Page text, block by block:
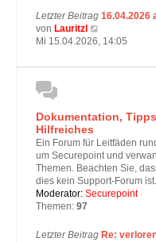
g
Letzter Beitrag 16.04.2026
von Lauritzl
e
e
r
e
i
t
r
a
Mi 15.04.2026, 14:05
Dokumentation,
Hilfreiches
Ein Forum für Leitfäden
um Securepoint und
Themen. Beachten Sie,
dies kein Support-Forum ist.
Moderator: Securepoint
Themen: 97
Letzter Beitrag Re: